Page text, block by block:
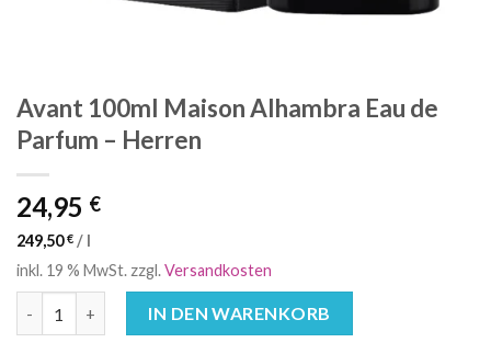
Avant 100ml Maison Alhambra Eau de
Parfum – Herren
24,95 €
249,50€ / l
inkl. 19 % MwSt. zzgl.Versandkosten
IN DEN WARENKORB